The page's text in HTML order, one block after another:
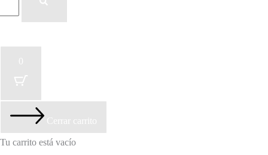
0
Cerrar carrito
Tu carrito está vacío